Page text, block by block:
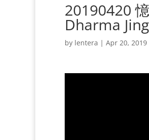
20190420
Dharma
by lentera | Apr 20, 2019